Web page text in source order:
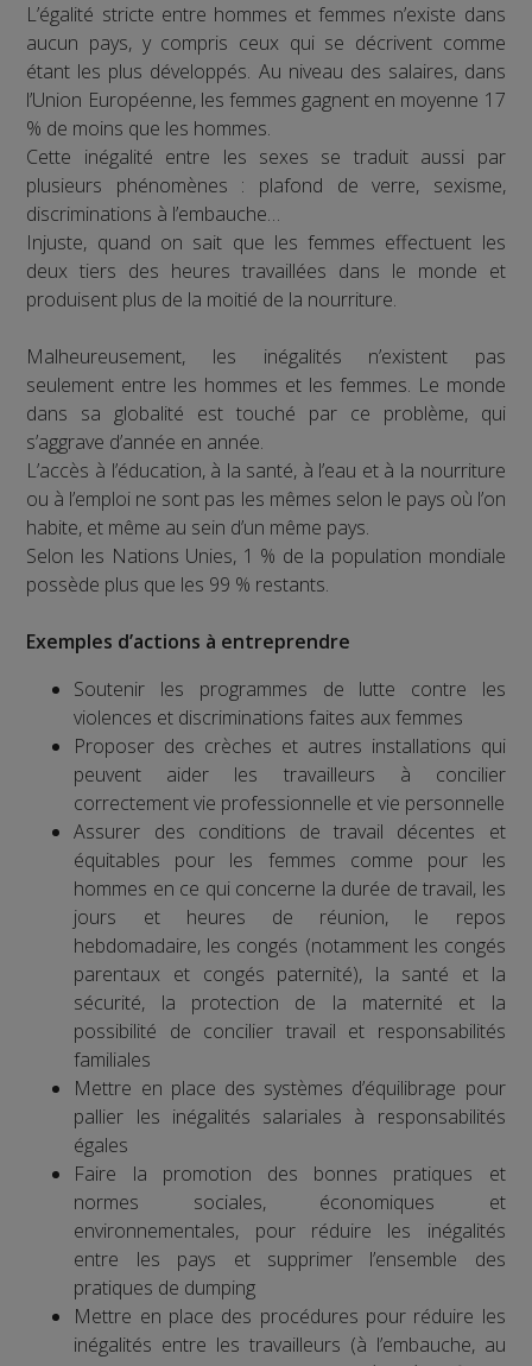
L’égalité stricte entre hommes et femmes n’existe dans
aucun pays, y compris ceux qui se décrivent comme
étant les plus développés. Au niveau des salaires, dans
l’Union Européenne, les femmes gagnent en moyenne 17
% de moins que les hommes.
Cette inégalité entre les sexes se traduit aussi par
plusieurs phénomènes : plafond de verre, sexisme,
discriminations à l’embauche…
Injuste, quand on sait que les femmes effectuent les
deux tiers des heures travaillées dans le monde et
produisent plus de la moitié de la nourriture.
Malheureusement, les inégalités n’existent pas
seulement entre les hommes et les femmes. Le monde
dans sa globalité est touché par ce problème, qui
s’aggrave d’année en année.
L’accès à l’éducation, à la santé, à l’eau et à la nourriture
ou à l’emploi ne sont pas les mêmes selon le pays où l’on
habite, et même au sein d’un même pays.
Selon les Nations Unies, 1 % de la population mondiale
possède plus que les 99 % restants.
Exemples d’actions à entreprendre
Soutenir les programmes de lutte contre les
violences et discriminations faites aux femmes
Proposer des crèches et autres installations qui
peuvent aider les travailleurs à concilier
correctement vie professionnelle et vie personnelle
Assurer des conditions de travail décentes et
équitables pour les femmes comme pour les
hommes en ce qui concerne la durée de travail, les
jours et heures de réunion, le repos
hebdomadaire, les congés (notamment les congés
parentaux et congés paternité), la santé et la
sécurité, la protection de la maternité et la
possibilité de concilier travail et responsabilités
familiales
Mettre en place des systèmes d’équilibrage pour
pallier les inégalités salariales à responsabilités
égales
Faire la promotion des bonnes pratiques et
normes sociales, économiques et
environnementales, pour réduire les inégalités
entre les pays et supprimer l’ensemble des
pratiques de dumping
Mettre en place des procédures pour réduire les
inégalités entre les travailleurs (à l’embauche, au